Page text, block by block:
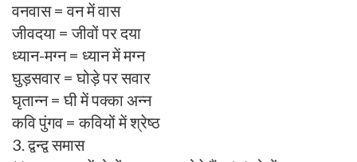
वनवास = वन में वास
जीवदया = जीवों पर दया
ध्यान-मग्न = ध्यान में मग्न
घुड़सवार = घोड़े पर सवार
घृतान्न = घी में पक्का अन्न
कवि पुंगव = कवियों में श्रेष्ठ
3. द्वन्द्व समास